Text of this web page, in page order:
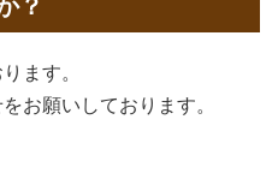
？
ます。
お願いしております。